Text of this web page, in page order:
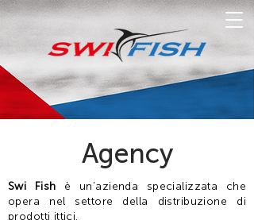
Agency
Swi Fish è un’azienda specializzata che
opera nel settore della distribuzione di
prodotti ittici.